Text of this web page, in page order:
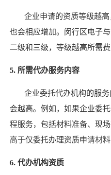
企业申请的资质等级越
也会相应增加。闵行区电子
二级和三级，等级越高所需费
5. 所需代办服务内容
企业委托代办机构的服
会越高。例如，如果企业委
程服务，包括材料准备、现
高于仅委托办理资质申请材料
6. 代办机构资质